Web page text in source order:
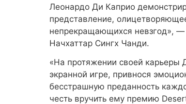
Леонардо Ди Каприо
представление,
непрекращающихся невзгод», —
Начхаттар Сингх Чанди.
«На протяжении своей карьеры
экранной игре, привнося
бесстрашную преданность
честь вручить ему премию